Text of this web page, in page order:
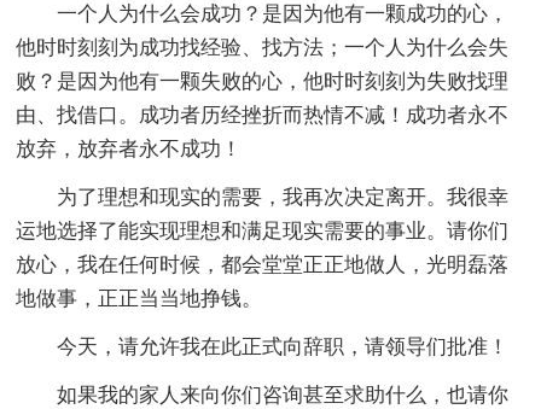
一个人为什么会成功？是因为他有一颗成功的心，
他时时刻刻为成功找经验、找方法；一个人为什么会失
败？是因为他有一颗失败的心，他时时刻刻为失败找理
由、找借口。成功者历经挫折而热情不减！成功者永不
放弃，放弃者永不成功！
为了理想和现实的需要，我再次决定离开。我很幸
运地选择了能实现理想和满足现实需要的事业。请你们
放心，我在任何时候，都会堂堂正正地做人，光明磊落
地做事，正正当当地挣钱。
今天，请允许我在此正式向辞职，请领导们批准！
如果我的家人来向你们咨询甚至求助什么，也请你